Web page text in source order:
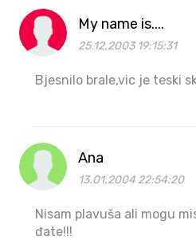
My name is....
25.12.2003 19:15:31
Bjesnilo brale,vic je teski
Ana
13.01.2004 22:54:20
Nisam plavuša ali mogu
đate!!!